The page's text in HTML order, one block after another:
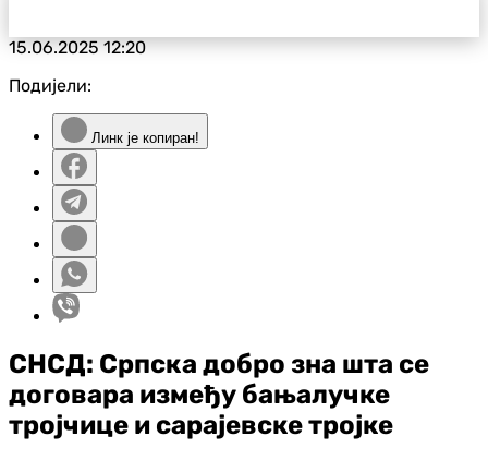
15.06.202512:20
Подијели:
Линк је копиран!
СНСД: Српска добро зна шта се
договара између бањалучке
тројчице и сарајевске тројке